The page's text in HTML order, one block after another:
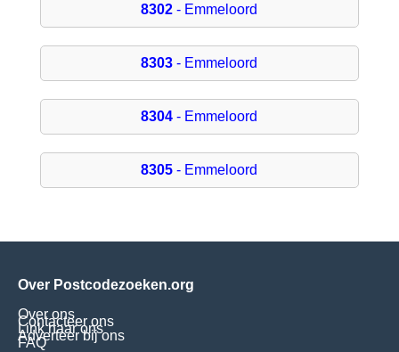
8302 - Emmeloord
8303 - Emmeloord
8304 - Emmeloord
8305 - Emmeloord
Over Postcodezoeken.org
Over ons
Contacteer ons
Link naar ons
Adverteer bij ons
FAQ